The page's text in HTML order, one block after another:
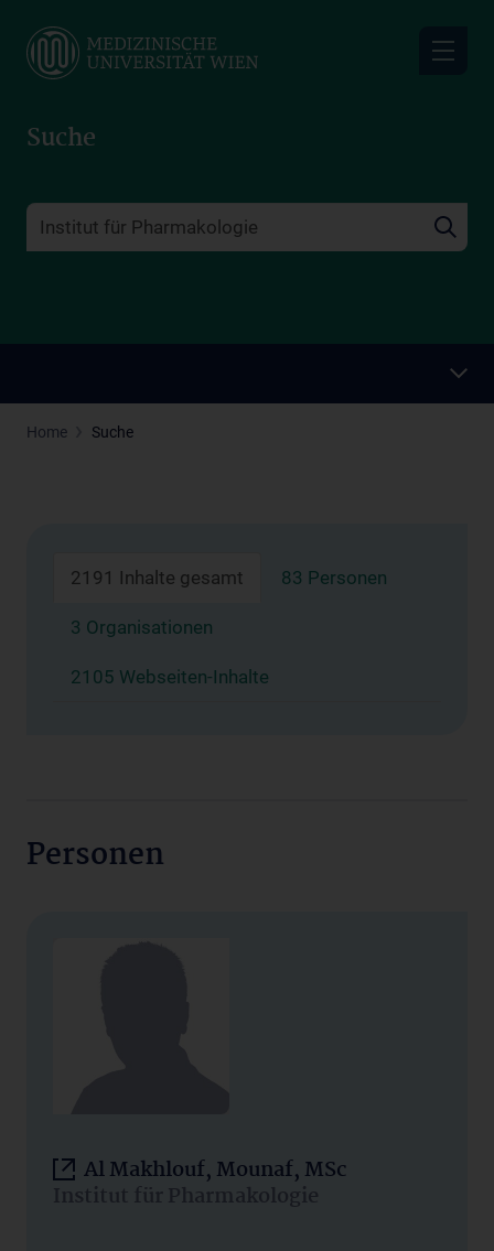
main
Suche
Home Suche
2191 Inhalte gesamt 83 Personen
3 Organisationen
2105 Webseiten-Inhalte
Personen
Al Makhlouf, Mounaf, MSc
Institut für Pharmakologie